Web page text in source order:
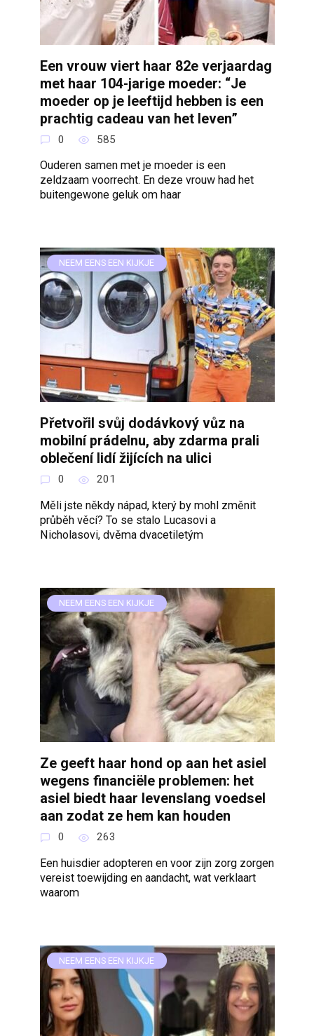
Een vrouw viert haar 82e verjaardag
met haar 104-jarige moeder: “Je
moeder op je leeftijd hebben is een
prachtig cadeau van het leven”
0 585
Ouderen samen met je moeder is een
zeldzaam voorrecht. En deze vrouw had het
buitengewone geluk om haar
NEEM EENS EEN KIJKJE
Přetvořil svůj dodávkový vůz na
mobilní prádelnu, aby zdarma prali
oblečení lidí žijících na ulici
0 201
Měli jste někdy nápad, který by mohl změnit
průběh věcí? To se stalo Lucasovi a
Nicholasovi, dvěma dvacetiletým
NEEM EENS EEN KIJKJE
Ze geeft haar hond op aan het asiel
wegens financiële problemen: het
asiel biedt haar levenslang voedsel
aan zodat ze hem kan houden
0 263
Een huisdier adopteren en voor zijn zorg zorgen
vereist toewijding en aandacht, wat verklaart
waarom
NEEM EENS EEN KIJKJE